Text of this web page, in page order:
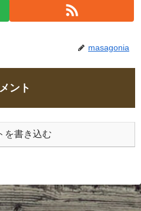
masagonia
ント
を書き込む